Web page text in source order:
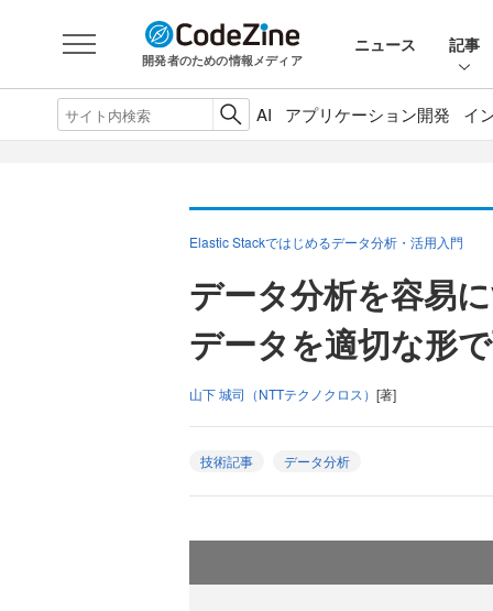
開発者のための情報メディア
ニュース 記事
AI アプリケーション開発 イ
Elastic Stackではじめるデータ分析・活用入門
データ分析を容易
データを適切な形
山下 城司（NTTテクノクロス） [著]
技術記事 データ分析